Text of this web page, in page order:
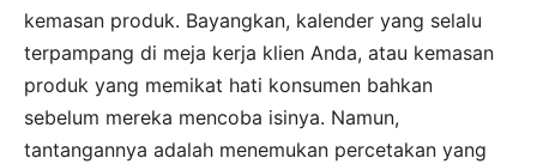
kemasan produk. Bayangkan, kalender yang selalu
terpampang di meja kerja klien Anda, atau kemasan
produk yang memikat hati konsumen bahkan
sebelum mereka mencoba isinya. Namun,
tantangannya adalah menemukan percetakan yang